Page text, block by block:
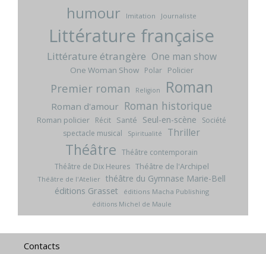
humour Imitation Journaliste
Littérature française
Littérature étrangère One man show
One Woman Show Polar Policier
Premier roman Religion Roman
Roman d'amour Roman historique
Roman policier Récit Santé Seul-en-scène
Société
spectacle musical
Spiritualité Thriller
Théâtre Théâtre contemporain
Théâtre de Dix Heures Théâtre de l'Archipel
Théâtre de l'Atelier théâtre du Gymnase Marie-Bell
éditions Grasset
éditions Macha Publishing
éditions Michel de Maule
Contacts